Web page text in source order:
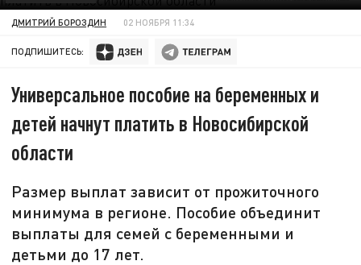
ДМИТРИЙ БОРОЗДИН 02 НОЯБРЯ 11:34
ПОДПИШИТЕСЬ:
Универсальное пособие на беременных и
детей начнут платить в Новосибирской
области
Размер выплат зависит от прожиточного
минимума в регионе. Пособие объединит
выплаты для семей с беременными и
детьми до 17 лет.